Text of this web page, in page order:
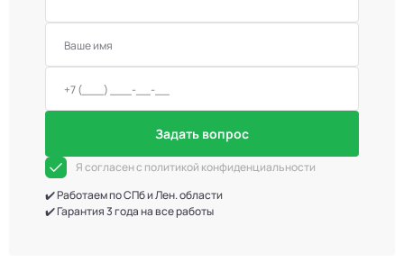
Задать вопрос
Я согласен с политикой конфиденциальности
✔️ Работаем по СПб и Лен. области
✔️ Гарантия 3 года на все работы